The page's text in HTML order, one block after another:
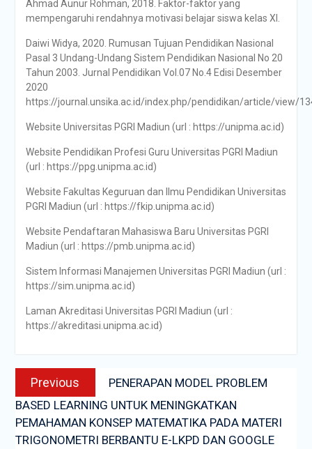
Ahmad Aunur Rohman, 2018. Faktor-faktor yang
mempengaruhi rendahnya motivasi belajar siswa kelas XI.
Daiwi Widya, 2020. Rumusan Tujuan Pendidikan Nasional
Pasal 3 Undang-Undang Sistem Pendidikan Nasional No 20
Tahun 2003. Jurnal Pendidikan Vol.07 No.4 Edisi Desember
2020
https://journal.unsika.ac.id/index.php/pendidikan/article/view/
Website Universitas PGRI Madiun (url : https://unipma.ac.id)
Website Pendidikan Profesi Guru Universitas PGRI Madiun
(url : https://ppg.unipma.ac.id)
Website Fakultas Keguruan dan Ilmu Pendidikan Universitas
PGRI Madiun (url : https://fkip.unipma.ac.id)
Website Pendaftaran Mahasiswa Baru Universitas PGRI
Madiun (url : https://pmb.unipma.ac.id)
Sistem Informasi Manajemen Universitas PGRI Madiun (url :
https://sim.unipma.ac.id)
Laman Akreditasi Universitas PGRI Madiun (url :
https://akreditasi.unipma.ac.id)
Navigasi
posPrevious
post:
PENERAPAN MODEL PROBLEM
BASED LEARNING UNTUK MENINGKATKAN
PEMAHAMAN KONSEP MATEMATIKA PADA MATERI
TRIGONOMETRI BERBANTU E-LKPD DAN GOOGLE